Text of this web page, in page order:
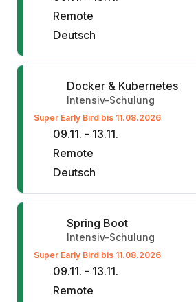
Remote
Deutsch
Docker & Kubernetes
Intensiv-Schulung
Super Early Bird bis 11.08.2026
09.11. - 13.11.
Remote
Deutsch
Spring Boot
Intensiv-Schulung
Super Early Bird bis 11.08.2026
09.11. - 13.11.
Remote